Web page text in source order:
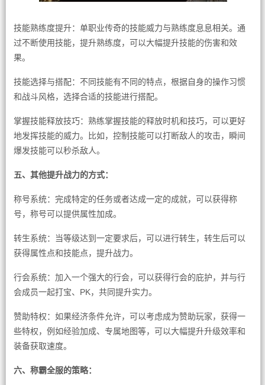
技能熟练度提升：单职业传奇的技能威力与熟练度息息相关。通
过不断使用技能，提升熟练度，可以大幅提升技能的伤害和效
果。
技能选择与搭配：不同技能有不同的特点，根据自身的操作习惯
和战斗风格，选择合适的技能进行搭配。
掌握技能释放技巧：熟练掌握技能的释放时机和技巧，可以更好
地发挥技能的威力。比如，控制技能可以打断敌人的攻击，瞬间
爆发技能可以秒杀敌人。
五、其他提升战力的方式：
称号系统：完成特定的任务或者达成一定的成就，可以获得称
号，称号可以提供属性加成。
转生系统：当等级达到一定要求后，可以进行转生，转生后可以
获得属性点和技能点，提升战力。
行会系统：加入一个强大的行会，可以获得行会的庇护，并与行
会成员一起打宝、PK，共同提升实力。
赞助特权：如果经济条件允许，可以考虑成为赞助玩家，获得一
些特权，例如经验加成、专属地图等，可以大幅提升升级效率和
装备获取速度。
六、称霸全服的策略：